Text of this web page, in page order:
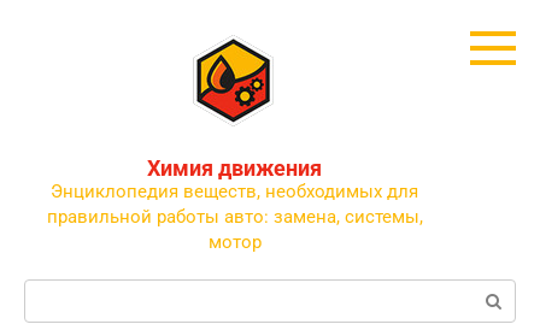
Химия движения
Энциклопедия веществ, необходимых для
правильной работы авто: замена, системы,
мотор
Поиск: